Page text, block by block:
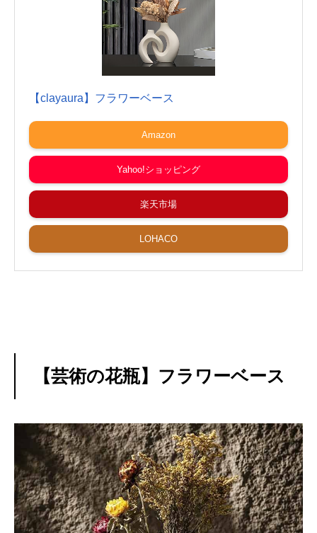
【clayaura】フラワーベース
Amazon
Yahoo!ショッピング
楽天市場
LOHACO
【芸術の花瓶】フラワーベース